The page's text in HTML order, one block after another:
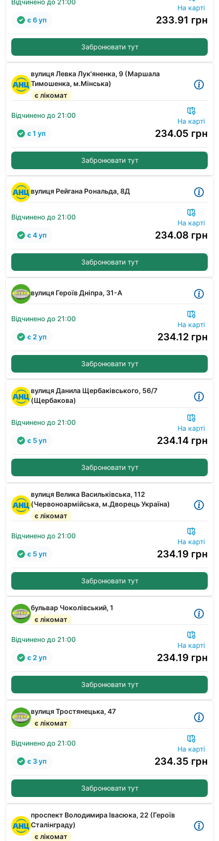
На карті
233.91 грн
є 6 уп
Забронювати тут
вулиця Левка Лук'яненка, 9 (Маршала
Тимошенка, м.Мінська)
є лікомат
Відчинено до 21:00
На карті
234.05 грн
є 1 уп
Забронювати тут
вулиця Рейгана Рональда, 8Д
Відчинено до 21:00
На карті
234.08 грн
є 4 уп
Забронювати тут
вулиця Героїв Дніпра, 31-А
Відчинено до 21:00
На карті
234.12 грн
є 2 уп
Забронювати тут
вулиця Данила Щербаківського, 56/7
(Щербакова)
Відчинено до 21:00
На карті
234.14 грн
є 5 уп
Забронювати тут
вулиця Велика Васильківська, 112
(Червоноармійська, м.Дворець Україна)
є лікомат
Відчинено до 21:00
На карті
234.19 грн
є 5 уп
Забронювати тут
бульвар Чоколівський, 1
є лікомат
Відчинено до 21:00
На карті
234.19 грн
є 2 уп
Забронювати тут
вулиця Тростянецька, 47
є лікомат
Відчинено до 21:00
На карті
234.35 грн
є 3 уп
Забронювати тут
проспект Володимира Івасюка, 22 (Героїв
Сталінграду)
є лікомат